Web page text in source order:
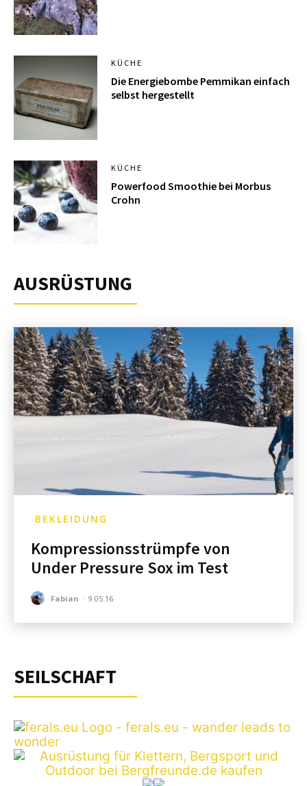
KÜCHE
Die Energiebombe Pemmikan einfach
selbst hergestellt
KÜCHE
Powerfood Smoothie bei Morbus
Crohn
AUSRÜSTUNG
BEKLEIDUNG
Kompressionsstrümpfe von
Under Pressure Sox im Test
Fabian - 9.05.16
SEILSCHAFT